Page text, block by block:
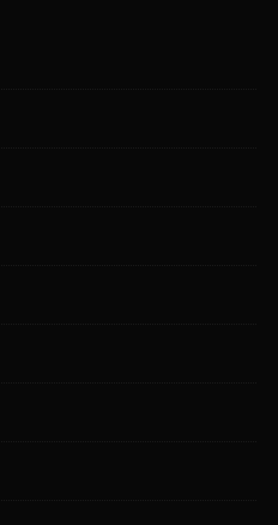
25/
25/30/48/50/60fps
25/30/48/50/60fps
25/30/48/50/60fps